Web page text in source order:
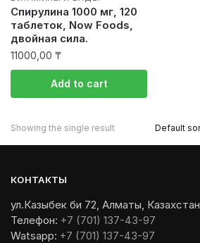
Спирулина 1000 мг, 120
таблеток, Now Foods,
двойная сила.
11000,00 ₸
Add to cart
Showing the single result
КОНТАКТЫ
ул.Казыбек би 72, Алматы, Казахстан
Телефон: +7 (701) 137-43-97
Watsapp: +7 (701) 137-43-97